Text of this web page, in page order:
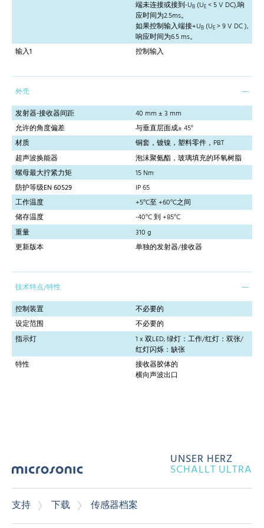
端未连接或接到-UB (UE < 5 V DC),响
应时间为2.5ms。
如果控制输入端接+UB (UE > 9 V DC ),
响应时间为6.5 ms。
输入1
控制输入
外壳
发射器-接收器间距
40 mm ± 3 mm
允许的角度偏差
与垂直层面成± 45°
材质
铜套，镀镍，塑料零件，PBT
超声波换能器
泡沫聚氨酯，玻璃填充的环氧树脂
螺母最大拧紧力矩
15 Nm
防护等级EN 60529
IP 65
工作温度
+5°C至 +60°C之间
储存温度
-40°C 到 +85°C
重量
310 g
更新版本
单独的发射器/接收器
技术特点/特性
控制装置
不必要的
设定范围
不必要的
指示灯
1 x 双LED; 绿灯：工作/红灯：双张/
红灯闪烁：缺张
特性
接收器胶体的
横向声波出口
UNSER HERZ
SCHALLT ULTRA
支持 下载 传感器档案